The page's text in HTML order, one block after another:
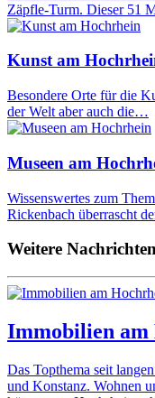
Zäpfle-Turm. Dieser 51
Kunst am
Besondere Orte für die
der Welt aber auch die…
Museen am
Wissenswertes zum
Rickenbach überrascht
Weitere
Immobilien am
Das Topthema seit
und Konstanz. Wohnen